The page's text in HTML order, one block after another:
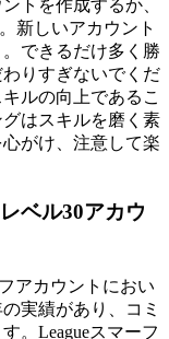
トを作成するか、
新しいアカウント
できるだけ多く勝
りすぎないでくだ
ルの向上であるこ
はスキルを磨く素
がけ、注意して楽
ベル30アカウ
アカウントにおい
実績があり、コミ
。Leagueスマーフ